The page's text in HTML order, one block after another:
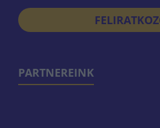
PARTNEREINK